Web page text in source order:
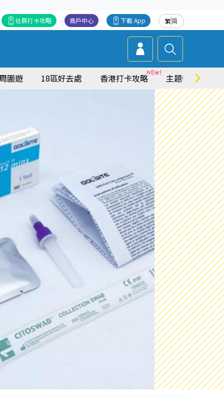
繁简
下載 App
商戶中心
社群打卡攻略
圍遊 18區好去處 香港打卡攻略 主題特集